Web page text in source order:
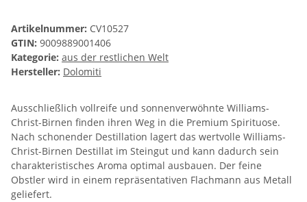
Artikelnummer: CV10527
GTIN: 9009889001406
Kategorie: aus der restlichen Welt
Hersteller: Dolomiti
Ausschließlich vollreife und sonnenverwöhnte Williams-
Christ-Birnen finden ihren Weg in die Premium Spirituose.
Nach schonender Destillation lagert das wertvolle Williams-
Christ-Birnen Destillat im Steingut und kann dadurch sein
charakteristisches Aroma optimal ausbauen. Der feine
Obstler wird in einem repräsentativen Flachmann aus Metall
geliefert.